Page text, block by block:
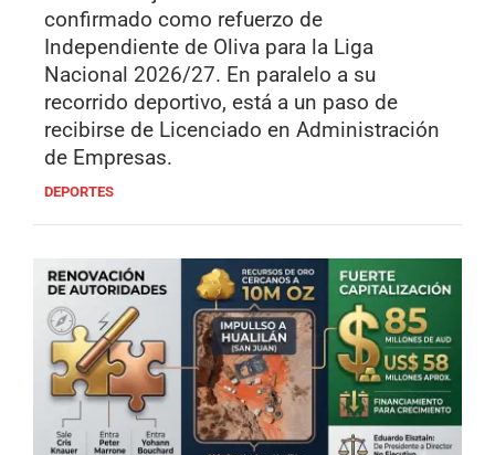
confirmado como refuerzo de
Independiente de Oliva para la Liga
Nacional 2026/27. En paralelo a su
recorrido deportivo, está a un paso de
recibirse de Licenciado en Administración
de Empresas.
DEPORTES